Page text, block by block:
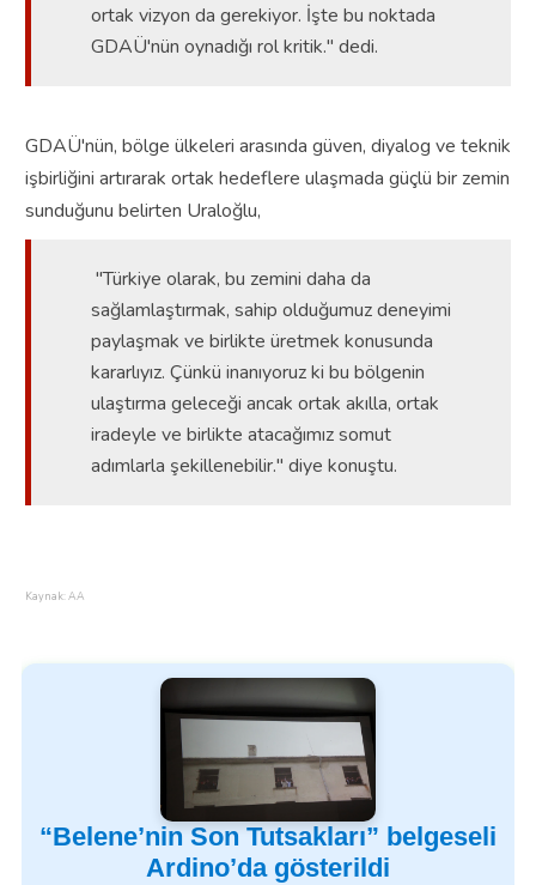
ortak vizyon da gerekiyor. İşte bu noktada
GDAÜ'nün oynadığı rol kritik." dedi.
GDAÜ'nün, bölge ülkeleri arasında güven, diyalog ve teknik
işbirliğini artırarak ortak hedeflere ulaşmada güçlü bir zemin
sunduğunu belirten Uraloğlu,
"Türkiye olarak, bu zemini daha da
sağlamlaştırmak, sahip olduğumuz deneyimi
paylaşmak ve birlikte üretmek konusunda
kararlıyız. Çünkü inanıyoruz ki bu bölgenin
ulaştırma geleceği ancak ortak akılla, ortak
iradeyle ve birlikte atacağımız somut
adımlarla şekillenebilir." diye konuştu.
Kaynak: AA
“Belene’nin Son Tutsakları” belgeseli
Ardino’da gösterildi